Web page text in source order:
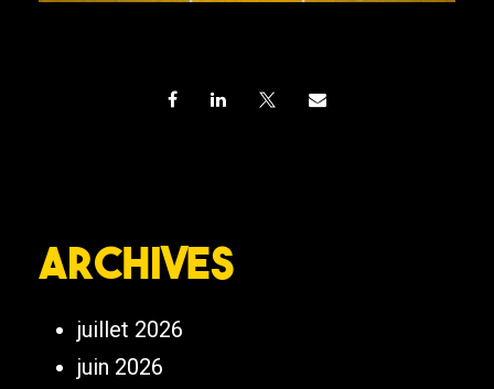
Archives
juillet 2026
juin 2026